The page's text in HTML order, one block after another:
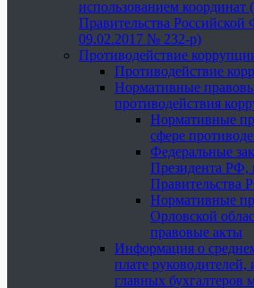
использованием координат
Правительства Российской
09.02.2017 № 232-р)
Противодействие
Противодействие
Нормативные
противодействия
Нормативные
сфере
Федеральные
Президента РФ,
Правительства
Нормативные
Орловской
правовые акты
Информация о
плате руководителей,
главных